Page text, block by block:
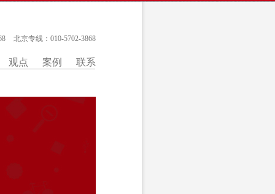
北京专线：010-5702-3868
观点 案例 联系